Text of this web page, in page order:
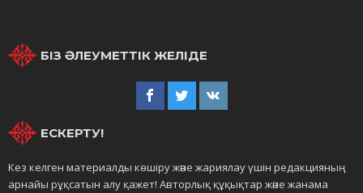
БІЗ ӘЛЕУМЕТТІК ЖЕЛІДЕ
ЕСКЕРТУ!
Кез келген материалды көшіру және жариялау үшін редакцияның
арнайы рұқсатын алу қажет! Авторлық құқықтар және жанама